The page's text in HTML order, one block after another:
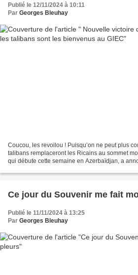
Publié le 12/11/2024 à 10:11
Par Georges Bleuhay
Coucou, les revoilou ! Puisqu’on ne peut plus
talibans remplaceront les Ricains au sommet
qui débute cette semaine en Azerbaïdjan, a
Ce jour du Souvenir me fait
Publié le 11/11/2024 à 13:25
Par Georges Bleuhay